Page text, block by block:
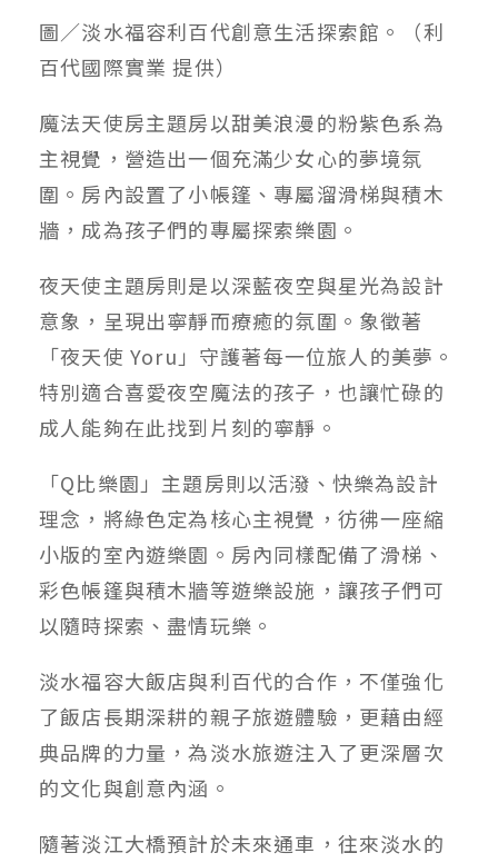
圖／淡水福容利百代創意生活探索館。（利
百代國際實業 提供）
魔法天使房主題房以甜美浪漫的粉紫色系為
主視覺，營造出一個充滿少女心的夢境氛
圍。房內設置了小帳篷、專屬溜滑梯與積木
牆，成為孩子們的專屬探索樂園。
夜天使主題房則是以深藍夜空與星光為設計
意象，呈現出寧靜而療癒的氛圍。象徵著
「夜天使 Yoru」守護著每一位旅人的美夢。
特別適合喜愛夜空魔法的孩子，也讓忙碌的
成人能夠在此找到片刻的寧靜。
「Q比樂園」主題房則以活潑、快樂為設計
理念，將綠色定為核心主視覺，彷彿一座縮
小版的室內遊樂園。房內同樣配備了滑梯、
彩色帳篷與積木牆等遊樂設施，讓孩子們可
以隨時探索、盡情玩樂。
淡水福容大飯店與利百代的合作，不僅強化
了飯店長期深耕的親子旅遊體驗，更藉由經
典品牌的力量，為淡水旅遊注入了更深層次
的文化與創意內涵。
隨著淡江大橋預計於未來通車，往來淡水的